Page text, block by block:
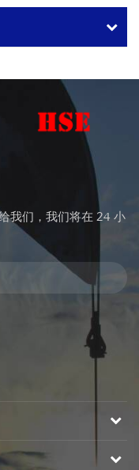
我们，我们将在 24 小